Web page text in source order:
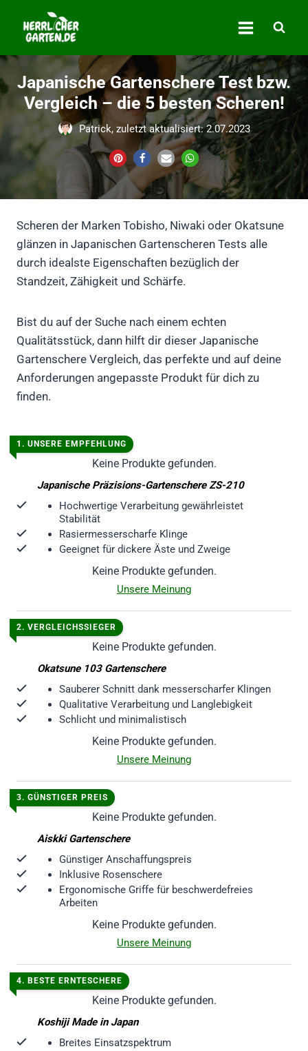
Inhalt
springen
Japanische Gartenschere Test bzw.
Vergleich – die 5 besten Scheren!
Patrick, zuletzt aktualisiert: 2.07.2023
Scheren der Marken Tobisho, Niwaki oder Okatsune
glänzen in Japanischen Gartenscheren Tests alle
durch idealste Eigenschaften bezüglich der
Standzeit, Zähigkeit und Schärfe.
Bist du auf der Suche nach einem echten
Qualitätsstück, dann hilft dir dieser Japanische
Gartenschere Vergleich, das perfekte und auf deine
Anforderungen angepasste Produkt für dich zu
finden.
1. UNSERE EMPFEHLUNG
Keine Produkte gefunden.
Japanische Präzisions-Gartenschere ZS-210
Hochwertige Verarbeitung gewährleistet
Stabilität
Rasiermesserscharfe Klinge
Geeignet für dickere Äste und Zweige
Keine Produkte gefunden.
Unsere Meinung
2. VERGLEICHSSIEGER
Keine Produkte gefunden.
Okatsune 103 Gartenschere
Sauberer Schnitt dank messerscharfer Klingen
Qualitative Verarbeitung und Langlebigkeit
Schlicht und minimalistisch
Keine Produkte gefunden.
Unsere Meinung
3. GÜNSTIGER PREIS
Keine Produkte gefunden.
Aiskki Gartenschere
Günstiger Anschaffungspreis
Inklusive Rosenschere
Ergonomische Griffe für beschwerdefreies
Arbeiten
Keine Produkte gefunden.
Unsere Meinung
4. BESTE ERNTESCHERE
Keine Produkte gefunden.
Koshiji Made in Japan
Breites Einsatzspektrum